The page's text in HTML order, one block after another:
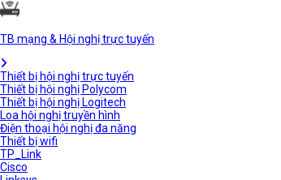
TB mạng & Hội nghị trực tuyến
Thiết bị hội nghị trực tuyến
Thiết bị hội nghị Polycom
Thiết bị hội nghị Logitech
Loa hội nghị truyền hình
Điện thoại hội nghị đa năng
Thiết bị wifi
TP_Link
Cisco